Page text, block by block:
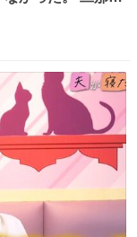
もSOSが伝わっ
ゃくる娘に自分
その後、娘は旦